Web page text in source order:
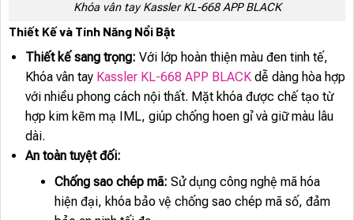
Khóa vân tay Kassler KL-668 APP BLACK
Thiết Kế và Tính Năng Nổi Bật
Thiết kế sang trọng: Với lớp hoàn thiện màu đen tinh tế,
Khóa vân tay Kassler KL-668 APP BLACKdễ dàng hòa hợp
với nhiều phong cách nội thất. Mặt khóa được chế tạo từ
hợp kim kẽm mạ IML, giúp chống hoen gỉ và giữ màu lâu
dài.
An toàn tuyệt đối:
Chống sao chép mã: Sử dụng công nghệ mã hóa
hiện đại, khóa bảo vệ chống sao chép mã số, đảm